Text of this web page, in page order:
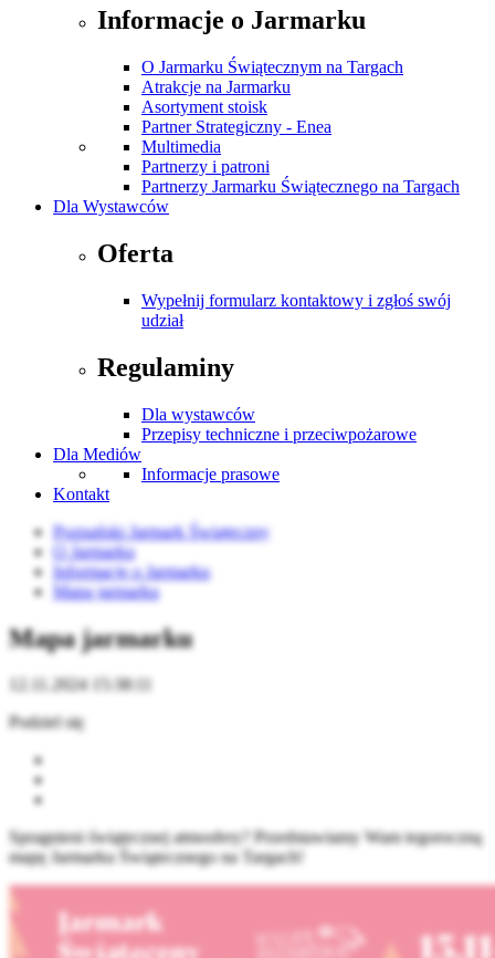
Informacje o Jarmarku
O Jarmarku Świątecznym na Targach
Atrakcje na Jarmarku
Asortyment stoisk
Partner Strategiczny - Enea
Multimedia
Partnerzy i patroni
Partnerzy Jarmarku Świątecznego na Targach
Dla Wystawców
Oferta
Wypełnij formularz kontaktowy i zgłoś swój
udział
Regulaminy
Dla wystawców
Przepisy techniczne i przeciwpożarowe
Dla Mediów
Informacje prasowe
Kontakt
Poznański Jarmark Świąteczny
O Jarmarku
Informacje o Jarmarku
Mapa jarmarku
Mapa jarmarku
12.11.2024 15:38:11
Podziel się
Spragnieni świątecznej atmosfery? Przedstawiamy Wam tegoroczną
mapę Jarmarku Świątecznego na Targach!